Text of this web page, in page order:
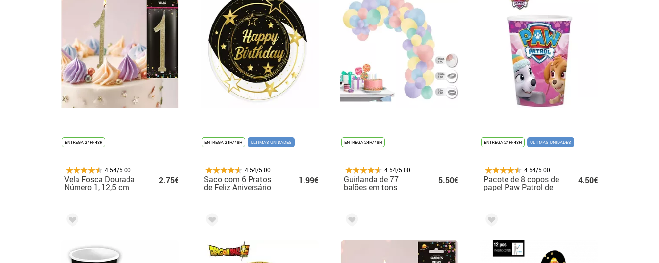
ENTREGA 24H/48H
4.54/5.00
Vela Fosca Dourada
Número 1, 12,5 cm
2.75€
ENTREGA 24H/48H ÚLTIMAS UNIDADES
4.54/5.00
Saco com 6 Pratos
de Feliz Aniversário
1.99€
ENTREGA 24H/48H
4.54/5.00
Guirlanda de 77
balões em tons
5.50€
ENTREGA 24H/48H ÚLTIMAS UNIDADES
4.54/5.00
Pacote de 8 copos de
papel Paw Patrol de
250 ml
4.50€